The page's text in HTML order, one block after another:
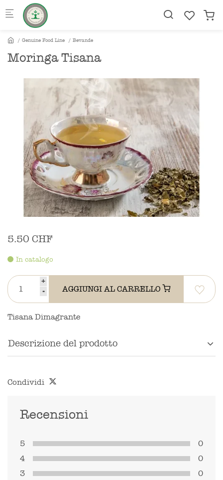
Skip to main content
Genuine Food Line Bevande
Moringa Tisana
5.50 CHF
In catalogo
+
-
AGGIUNGI AL CARRELLO
Tisana Dimagrante
Descrizione del prodotto
Condividi
Recensioni
5
0
4
0
3
0